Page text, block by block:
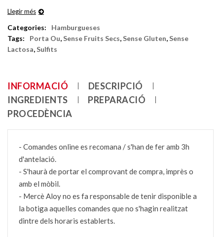
Llegir més
Categories:
Hamburgueses
Tags:
Porta Ou,Sense Fruits Secs,Sense Gluten,Sense
Lactosa,Sulfits
INFORMACIÓ
DESCRIPCIÓ
INGREDIENTS
PREPARACIÓ
PROCEDÈNCIA
- Comandes online es recomana / s'han de fer amb 3h
d'antelació.
- S'haurà de portar el comprovant de compra, imprès o
amb el mòbil.
- Mercè Aloy no es fa responsable de tenir disponible a
la botiga aquelles comandes que no s'hagin realitzat
dintre dels horaris establerts.